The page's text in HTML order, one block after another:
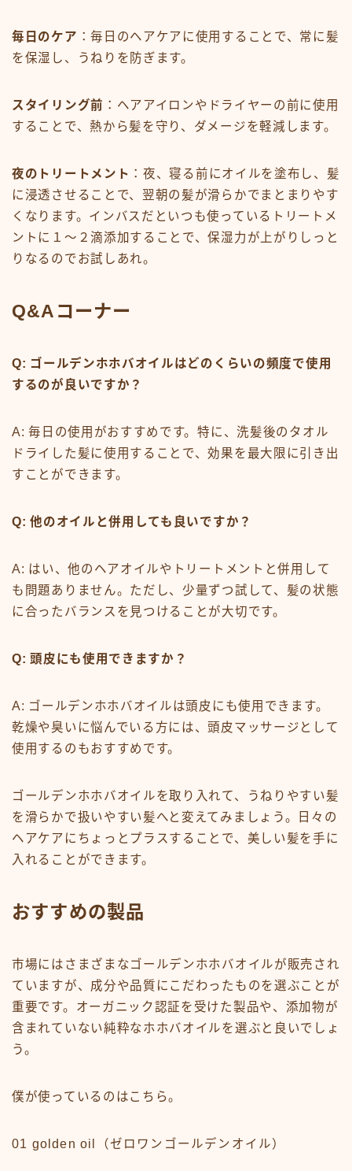
毎日のケア ：毎日のヘアケアに使用することで、常に髪
を保湿し、うねりを防ぎます。
スタイリング前 ：ヘアアイロンやドライヤーの前に使用
することで、熱から髪を守り、ダメージを軽減します。
夜のトリートメント ：夜、寝る前にオイルを塗布し、髪
に浸透させることで、翌朝の髪が滑らかでまとまりやす
くなります。インバスだといつも使っているトリートメ
ントに１〜２滴添加することで、保湿力が上がりしっと
りなるのでお試しあれ。
Q&Aコーナー
Q: ゴールデンホホバオイルはどのくらいの頻度で使用
するのが良いですか？
A: 毎日の使用がおすすめです。特に、洗髪後のタオル
ドライした髪に使用することで、効果を最大限に引き出
すことができます。
Q: 他のオイルと併用しても良いですか？
A: はい、他のヘアオイルやトリートメントと併用して
も問題ありません。ただし、少量ずつ試して、髪の状態
に合ったバランスを見つけることが大切です。
Q: 頭皮にも使用できますか？
A: ゴールデンホホバオイルは頭皮にも使用できます。
乾燥や臭いに悩んでいる方には、頭皮マッサージとして
使用するのもおすすめです。
ゴールデンホホバオイルを取り入れて、うねりやすい髪
を滑らかで扱いやすい髪へと変えてみましょう。日々の
ヘアケアにちょっとプラスすることで、美しい髪を手に
入れることができます。
おすすめの製品
市場にはさまざまなゴールデンホホバオイルが販売され
ていますが、成分や品質にこだわったものを選ぶことが
重要です。オーガニック認証を受けた製品や、添加物が
含まれていない純粋なホホバオイルを選ぶと良いでしょ
う。
僕が使っているのはこちら。
01 golden oil（ゼロワンゴールデンオイル）